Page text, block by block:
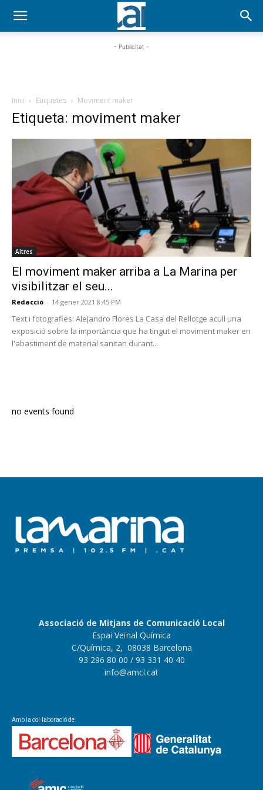
- Publicitat -
Inici Etiquetes Moviment maker
Etiqueta: moviment maker
Altres
El moviment maker arriba a La Marina per
visibilitzar el seu...
Redacció - 14 gener 2021 8:45 PM
Text i fotografies: Alejandro Flores La Casa del Rellotge acull una
exposició sobre la importància que ha tingut el moviment maker en
l'abastiment de material sanitari durant...
no events found
Associació de Mitjans de Comunicació Local
Espai Veïnal Química
C/Química, 2, 08038 Barcelona
93 296 80 00 / 93 331 40 40
info@amcl.cat
Amb la col·laboració de: